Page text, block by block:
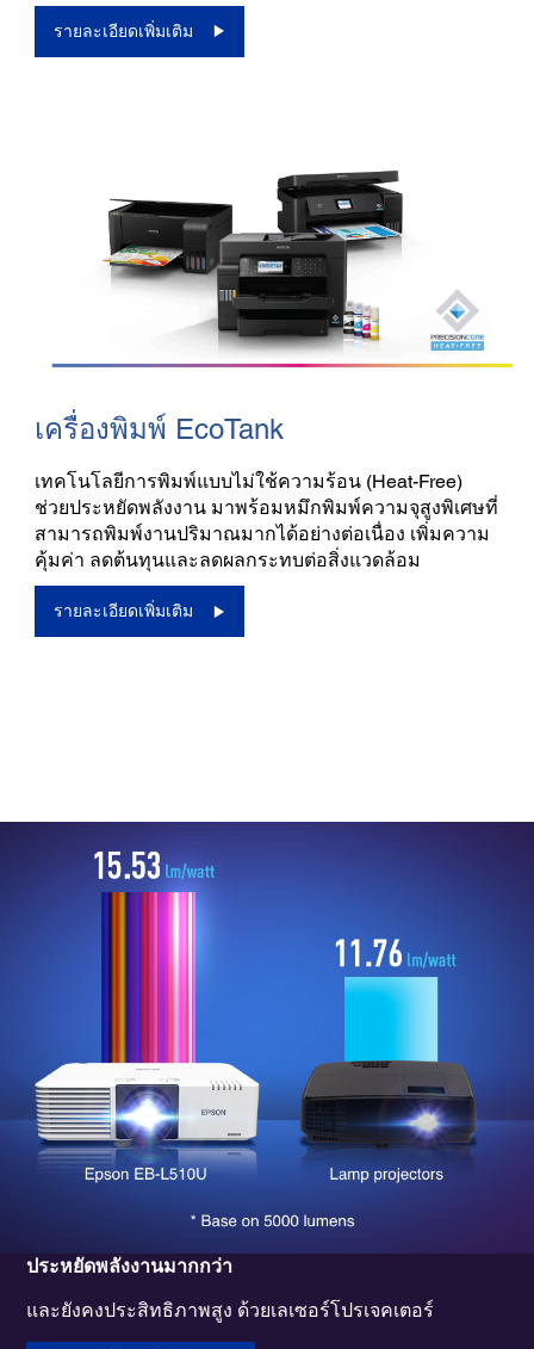
รายละเอียดเพิ่มเติม
เครื่องพิมพ์ EcoTank
เทคโนโลยีการพิมพ์แบบไม่ใช้ความร้อน (Heat-Free)
ช่วยประหยัดพลังงาน มาพร้อมหมึกพิมพ์ความจุสูงพิเศษที่
สามารถพิมพ์งานปริมาณมากได้อย่างต่อเนื่อง เพิ่มความ
คุ้มค่า ลดต้นทุนและลดผลกระทบต่อสิ่งแวดล้อม
รายละเอียดเพิ่มเติม
ประหยัดพลังงานมากกว่า
และยังคงประสิทธิภาพสูง ด้วยเลเซอร์โปรเจคเตอร์